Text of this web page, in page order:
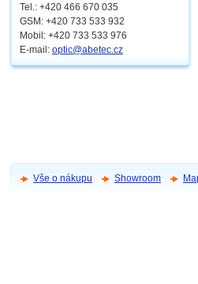
Tel.: +420 466 670 035
GSM: +420 733 533 932
Mobil: +420 733 533 976
E-mail: optic@abetec.cz
Vše o nákupu Showroom